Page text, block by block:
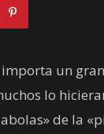
importa un
lo
de la